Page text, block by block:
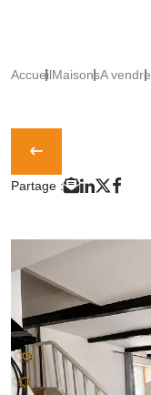
AccueilMaisonsA vendre
Partage :